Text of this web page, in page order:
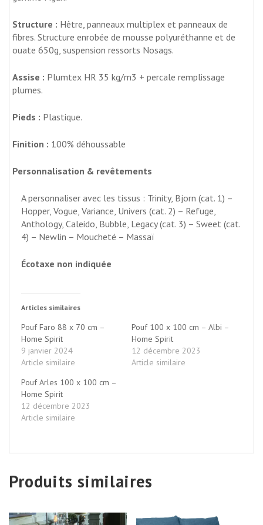
Structure : Hêtre, panneaux multiplex et panneaux de
fibres. Structure enrobée de mousse polyuréthanne et de
ouate 650g, suspension ressorts Nosags.
Assise : Plumtex HR 35 kg/m3 + percale remplissage
plumes.
Pieds : Plastique.
Finition : 100% déhoussable
Personnalisation & revêtements
A personnaliser avec les tissus : Trinity, Bjorn (cat. 1) –
Hopper, Vogue, Variance, Univers (cat. 2) – Refuge,
Anthology, Caleido, Bubble, Legacy (cat. 3) – Sweet (cat.
4) – Newlin – Moucheté – Massaï
Écotaxe non indiquée
Articles similaires
Pouf Faro 88 x 70 cm –
Home Spirit
9 janvier 2024
Article similaire
Pouf 100 x 100 cm – Albi –
Home Spirit
12 décembre 2023
Article similaire
Pouf Arles 100 x 100 cm –
Home Spirit
12 décembre 2023
Article similaire
Produits similaires